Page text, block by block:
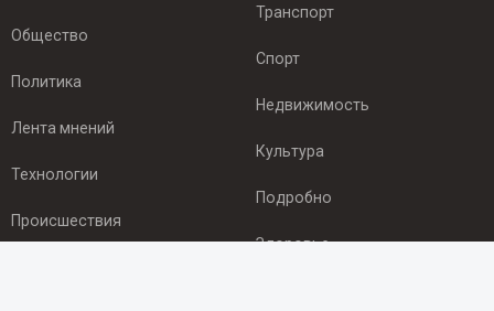
Общество
Политика
Лента мнений
Технологии
Происшествия
Транспорт
Спорт
Недвижимость
Культура
Подробно
Здоровье